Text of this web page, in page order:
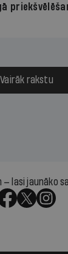
Vairāk rakstu
— lasi jaunāko